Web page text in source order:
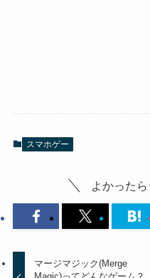
スマホゲー
よかったら
マージマジック(Merge